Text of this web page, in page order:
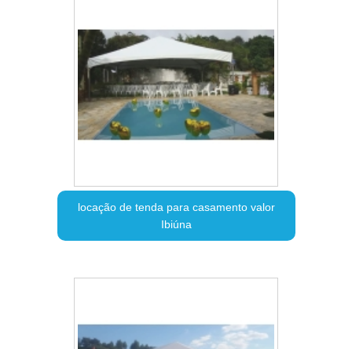
locação de tenda para casamento valor
Ibiúna